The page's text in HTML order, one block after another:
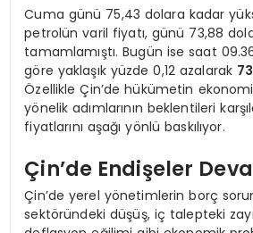
Cuma günü 75,43 dolara kadar
petrolün varil fiyatı, günü 73,88
tamamlamıştı. Bugün ise saat
göre yaklaşık yüzde 0,12 azalarak
Özellikle Çin’de hükümetin
yönelik adımlarının beklentileri
fiyatlarını aşağı yönlü baskılıyor.
Çin’de Endişeler
Çin’de yerel yönetimlerin borç
sektöründeki düşüş, iç talepteki